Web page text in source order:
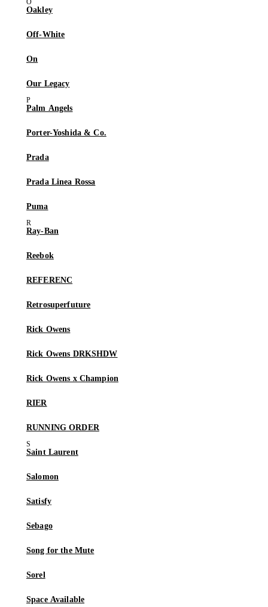
Oakley
Off-White
On
Our Legacy
Palm Angels
Porter-Yoshida & Co.
Prada
Prada Linea Rossa
Puma
Ray-Ban
Reebok
REFERENC
Retrosuperfuture
Rick Owens
Rick Owens DRKSHDW
Rick Owens x Champion
RIER
RUNNING ORDER
Saint Laurent
Salomon
Satisfy
Sebago
Song for the Mute
Sorel
Space Available